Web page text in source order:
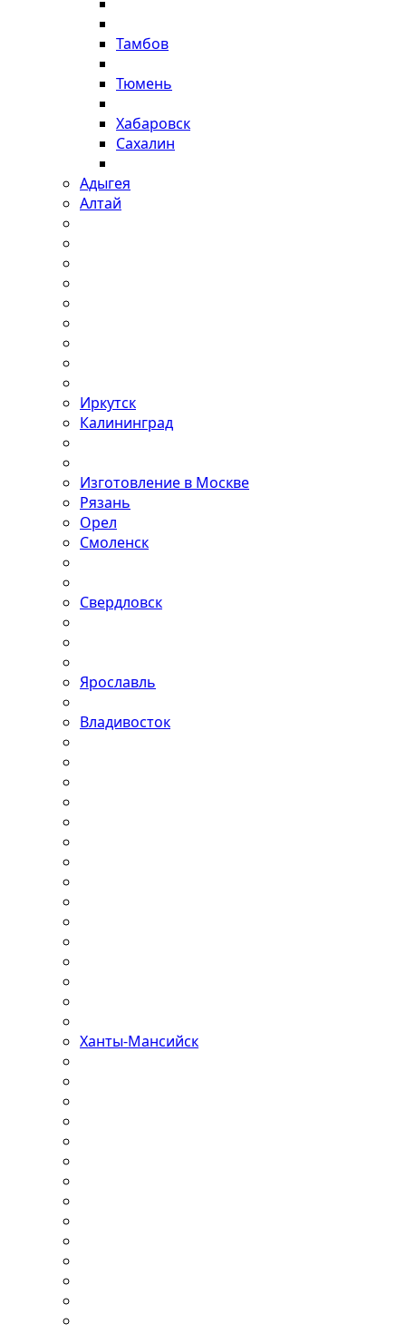
Тамбов
Тюмень
Хабаровск
Сахалин
Адыгея
Алтай
Иркутск
Калининград
Изготовление в Москве
Рязань
Орел
Смоленск
Свердловск
Ярославль
Владивосток
Ханты-Мансийск